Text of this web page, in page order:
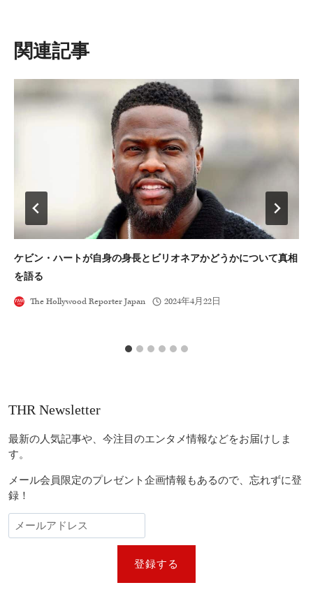
シ
ョ
ン
類似投稿
ケビン・ハートが自身の身長とビリオネアかどうかについて真相
を語る
The Hollywood Reporter Japan 2024年4月22日
THR Newsletter
最新の人気記事や、今注目のエンタメ情報などをお届けしま
す。
メール会員限定のプレゼント企画情報もあるので、忘れずに登
録！
登録する